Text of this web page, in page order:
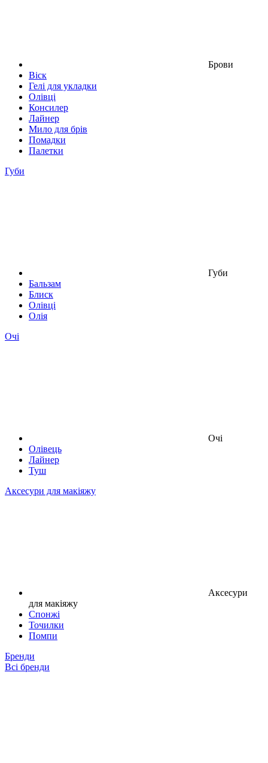
Брови
Віск
Гелі для укладки
Олівці
Консилер
Лайнер
Мило для брів
Помадки
Палетки
Губи
Губи
Бальзам
Блиск
Олівці
Олія
Очі
Очі
Олівець
Лайнер
Туш
Аксесури для макіяжу
Аксесури
для макіяжу
Спонжі
Точилки
Помпи
Бренди
Всі бренди